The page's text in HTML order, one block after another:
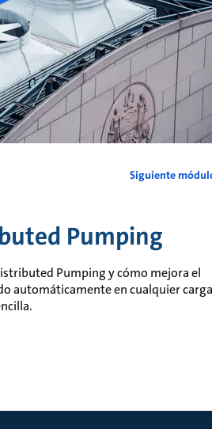
Siguiente
Pumping
Pumping y cómo mejora el
automáticamente en cualquier